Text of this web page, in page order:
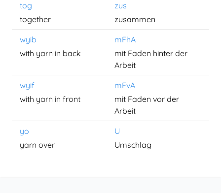
tog
zus
together
zusammen
wyib
mFhA
with yarn in back
mit Faden hinter der
Arbeit
wyif
mFvA
with yarn in front
mit Faden vor der
Arbeit
yo
U
yarn over
Umschlag